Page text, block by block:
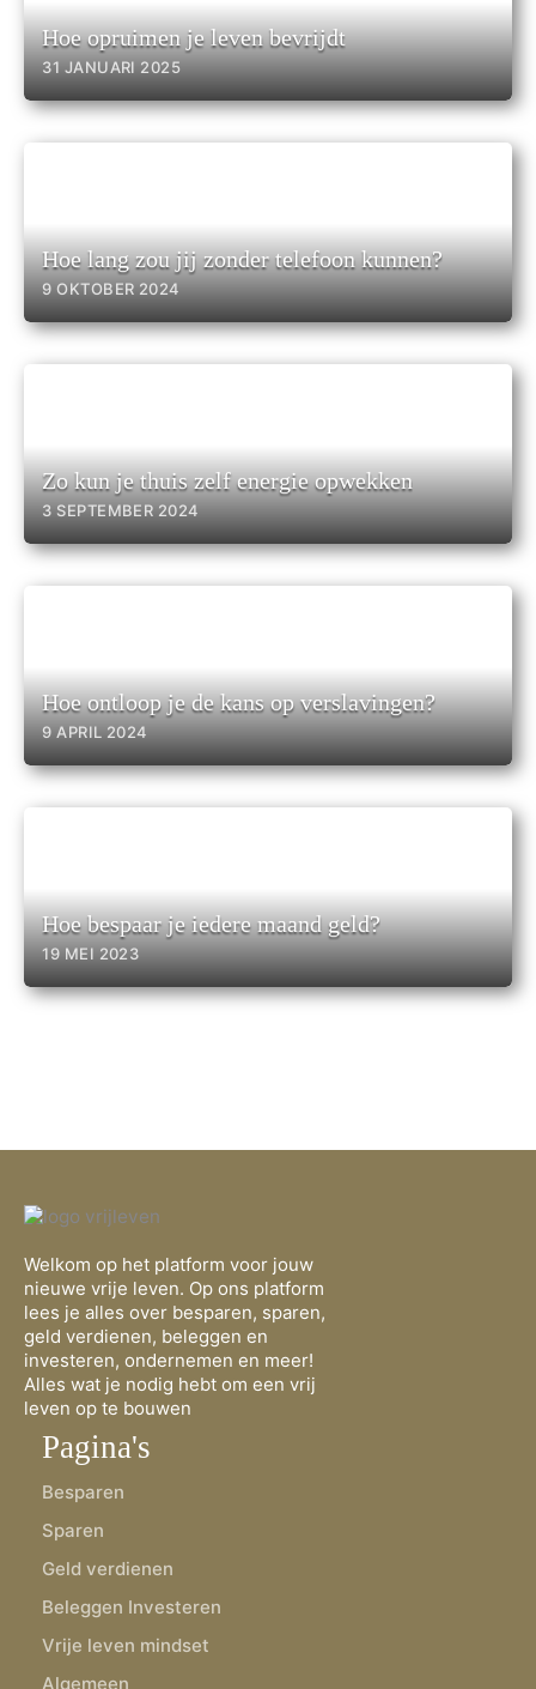
Hoe opruimen je leven bevrijdt
31 JANUARI 2025
Hoe lang zou jij zonder telefoon kunnen?
9 OKTOBER 2024
Zo kun je thuis zelf energie opwekken
3 SEPTEMBER 2024
Hoe ontloop je de kans op verslavingen?
9 APRIL 2024
Hoe bespaar je iedere maand geld?
19 MEI 2023
Welkom op het platform voor jouw
nieuwe vrije leven. Op ons platform
lees je alles over besparen, sparen,
geld verdienen, beleggen en
investeren, ondernemen en meer!
Alles wat je nodig hebt om een vrij
leven op te bouwen
Pagina's
Besparen
Sparen
Geld verdienen
Beleggen Investeren
Vrije leven mindset
Algemeen